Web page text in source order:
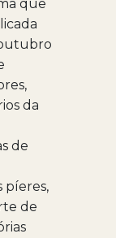
que
da
de
píeres,
de